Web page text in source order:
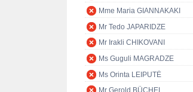
Mme Maria GIANNAKAKI
Mr Tedo JAPARIDZE
Mr Irakli CHIKOVANI
Ms Guguli MAGRADZE
Ms Orinta LEIPUTĖ
Mr Gerold BÜCHEL